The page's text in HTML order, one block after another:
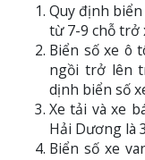
Quy định
từ 7-9 chỗ trở
Biển số xe ô
ngồi trở lên
dịnh biển số
Xe tải và xe
Hải Dương là
Biển số xe